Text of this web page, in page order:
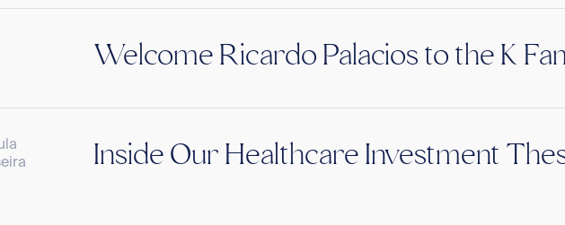
Welcome Ricardo Palacios to the K
Inside Our Healthcare Investment